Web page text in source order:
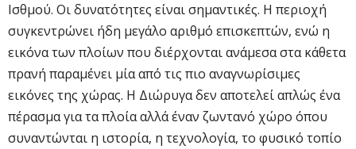
Ισθμού. Οι δυνατότητες είναι σημαντικές. Η περιοχή
συγκεντρώνει ήδη μεγάλο αριθμό επισκεπτών, ενώ η
εικόνα των πλοίων που διέρχονται ανάμεσα στα κάθετα
πρανή παραμένει μία από τις πιο αναγνωρίσιμες
εικόνες της χώρας. Η Διώρυγα δεν αποτελεί απλώς ένα
πέρασμα για τα πλοία αλλά έναν ζωντανό χώρο όπου
συναντώνται η ιστορία, η τεχνολογία, το φυσικό τοπίο